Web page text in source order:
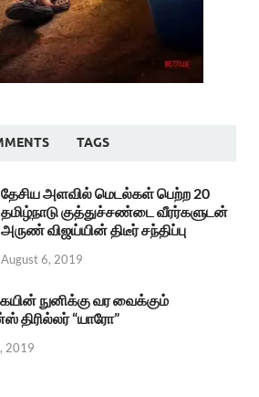
TAGS
தேசிய அளவில் மெடல்கள் பெற்ற 20
தமிழ்நாடு குத்துச்சண்டை வீரர்களுடன்
அருண் விஜய்யின் திடீர் சந்திப்பு
August 6, 2019
நுனிக்கு வர வைக்கும்
திரில்லர் “யாரோ”
2019